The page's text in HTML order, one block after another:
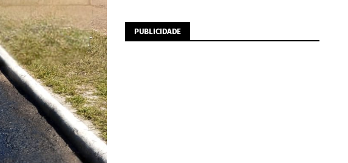
PUBLICIDADE